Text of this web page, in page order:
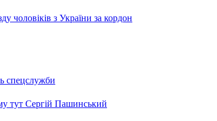
чоловіків з України за кордон
спецслужби
тут Сергій Пашинський